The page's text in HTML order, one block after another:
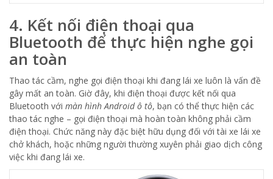
4. Kết nối điện thoại qua
Bluetooth để thực hiện nghe gọi
an toàn
Thao tác cầm, nghe gọi điện thoại khi đang lái xe luôn là vấn đề
gây mất an toàn. Giờ đây, khi điện thoại được kết nối qua
Bluetooth với màn hình Android ô tô, bạn có thể thực hiện các
thao tác nghe – gọi điện thoại mà hoàn toàn không phải cầm
điện thoại. Chức năng này đặc biệt hữu dụng đối với tài xe lái xe
chở khách, hoặc những người thường xuyên phải giao dịch công
việc khi đang lái xe.